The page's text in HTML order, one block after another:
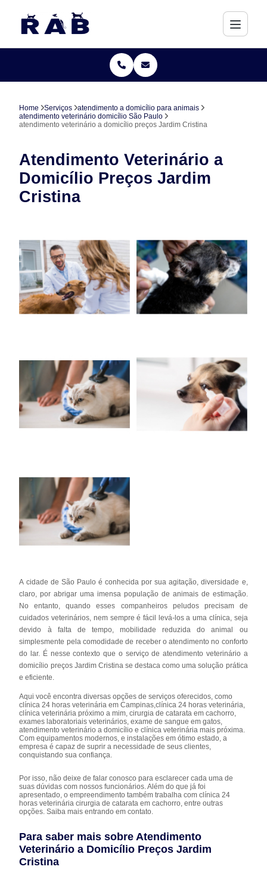
Home Serviços
atendimento a domicílio para animais
atendimento veterinário domicílio São Paulo
atendimento veterinário a domicílio preços Jardim Cristina
Atendimento Veterinário a
Domicílio Preços Jardim
Cristina
A cidade de São Paulo é conhecida por sua agitação, diversidade e,
claro, por abrigar uma imensa população de animais de estimação.
No entanto, quando esses companheiros peludos precisam de
cuidados veterinários, nem sempre é fácil levá-los a uma clínica, seja
devido à falta de tempo, mobilidade reduzida do animal ou
simplesmente pela comodidade de receber o atendimento no conforto
do lar. É nesse contexto que o serviço de atendimento veterinário a
domicílio preços Jardim Cristina se destaca como uma solução prática
e eficiente.
Aqui você encontra diversas opções de serviços oferecidos, como
clínica 24 horas veterinária em Campinas,clínica 24 horas veterinária,
clínica veterinária próximo a mim, cirurgia de catarata em cachorro,
exames laboratoriais veterinários, exame de sangue em gatos,
atendimento veterinário a domicílio e clínica veterinária mais próxima.
Com equipamentos modernos, e instalações em ótimo estado, a
empresa é capaz de suprir a necessidade de seus clientes,
conquistando sua confiança.
Por isso, não deixe de falar conosco para esclarecer cada uma de
suas dúvidas com nossos funcionários. Além do que já foi
apresentado, o empreendimento também trabalha com clínica 24
horas veterinária cirurgia de catarata em cachorro, entre outras
opções. Saiba mais entrando em contato.
Para saber mais sobre Atendimento
Veterinário a Domicílio Preços Jardim
Cristina